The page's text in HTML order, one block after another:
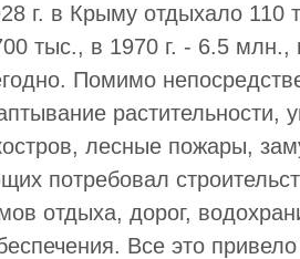
г. в Крыму отдыхало 110
тыс., в 1970 г. - 6.5
Помимо
растительности,
лесные пожары,
потребовал
отдыха, дорог,
Все это